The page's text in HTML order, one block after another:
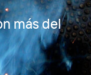
más del